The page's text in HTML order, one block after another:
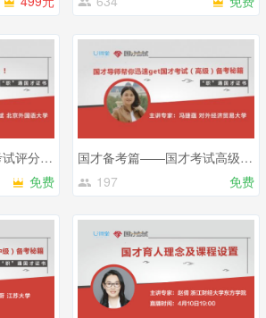
国才备考篇——国才考试评分标准
免费
国才备考篇——国才考试高级内容讲解
197
免费